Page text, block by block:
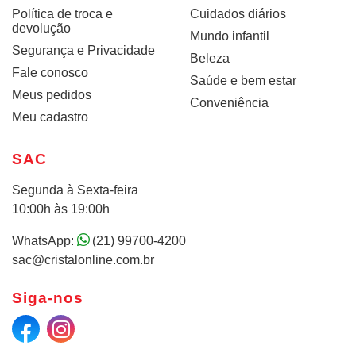
Política de troca e
devolução
Segurança e Privacidade
Fale conosco
Meus pedidos
Meu cadastro
Cuidados diários
Mundo infantil
Beleza
Saúde e bem estar
Conveniência
SAC
Segunda à Sexta-feira
10:00h às 19:00h
WhatsApp:
(21) 99700-4200
sac@cristalonline.com.br
Siga-nos